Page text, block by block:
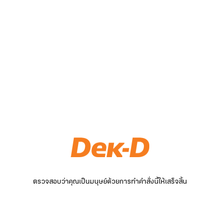
ตรวจสอบว่าคุณเป็นมนุษย์ด้วยการทำคำสั่งนี้ให้เสร็จสิ้น